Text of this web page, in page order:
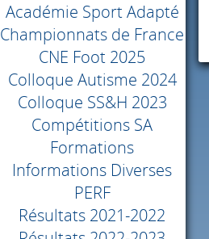
Académie Sport Adapté
Championnats de France
CNE Foot 2025
Colloque Autisme 2024
Colloque SS&H 2023
Compétitions SA
Formations
Informations Diverses
PERF
Résultats 2021-2022